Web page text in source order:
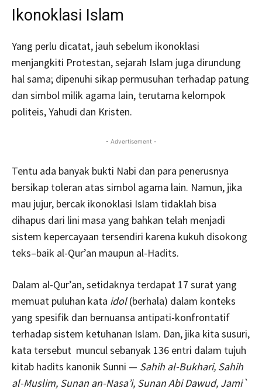
Ikonoklasi Islam
Yang perlu dicatat, jauh sebelum ikonoklasi
menjangkiti Protestan, sejarah Islam juga dirundung
hal sama; dipenuhi sikap permusuhan terhadap patung
dan simbol milik agama lain, terutama kelompok
politeis, Yahudi dan Kristen.
- Advertisement -
Tentu ada banyak bukti Nabi dan para penerusnya
bersikap toleran atas simbol agama lain. Namun, jika
mau jujur, bercak ikonoklasi Islam tidaklah bisa
dihapus dari lini masa yang bahkan telah menjadi
sistem kepercayaan tersendiri karena kukuh disokong
teks–baik al-Qur’an maupun al-Hadits.
Dalam al-Qur’an, setidaknya terdapat 17 surat yang
memuat puluhan kata idol(berhala) dalam konteks
yang spesifik dan bernuansa antipati-konfrontatif
terhadap sistem ketuhanan Islam. Dan, jika kita susuri,
kata tersebut muncul sebanyak 136 entri dalam tujuh
kitab hadits kanonik Sunni — Sahih al-Bukhari, Sahih
al-Muslim, Sunan an-Nasa’i, Sunan Abi Dawud, Jami`